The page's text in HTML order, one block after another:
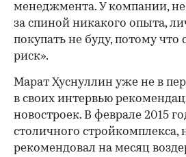
менеджмента. У компании,
за спиной никакого опыта,
покупать не буду, потому
риск».
Марат Хуснуллин уже не в
в своих интервью
новостроек. В феврале 2015
столичного стройкомплекса,
рекомендовал на месяц